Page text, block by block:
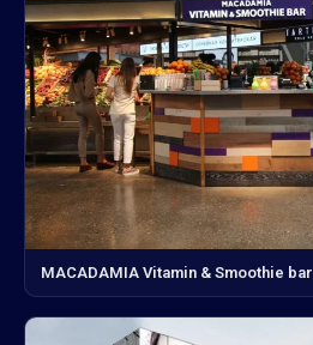
MACADAMIA Vitamin & Smoothie bar